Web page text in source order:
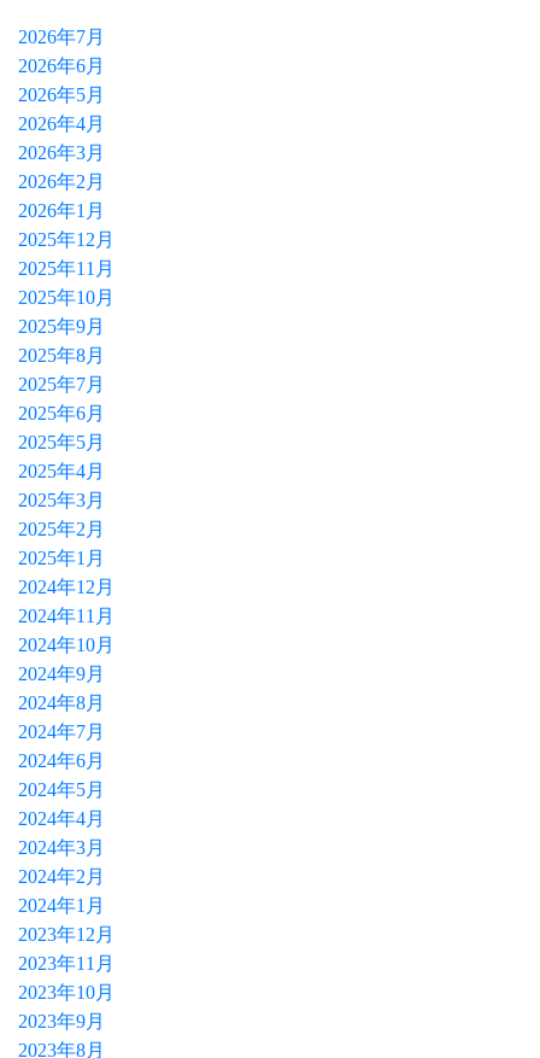
2026年7月
2026年6月
2026年5月
2026年4月
2026年3月
2026年2月
2026年1月
2025年12月
2025年11月
2025年10月
2025年9月
2025年8月
2025年7月
2025年6月
2025年5月
2025年4月
2025年3月
2025年2月
2025年1月
2024年12月
2024年11月
2024年10月
2024年9月
2024年8月
2024年7月
2024年6月
2024年5月
2024年4月
2024年3月
2024年2月
2024年1月
2023年12月
2023年11月
2023年10月
2023年9月
2023年8月